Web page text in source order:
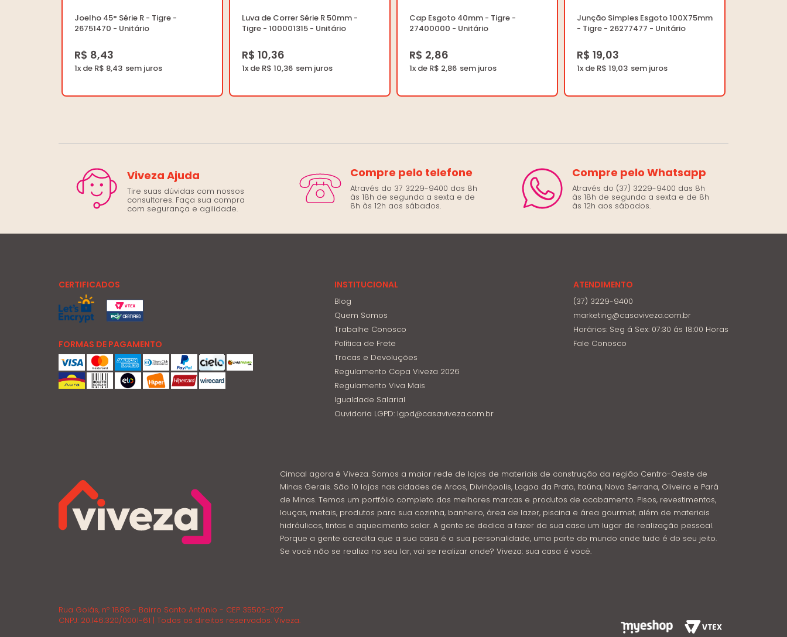
Joelho 45° Série R - Tigre -
26751470 - Unitário
R$ 8,43
1x de R$ 8,43
Luva de Correr Série R 50mm -
Tigre - 100001315 - Unitário
R$ 10,36
1x de R$ 10,36
Cap Esgoto 40mm - Tigre -
27400000 - Unitário
R$ 2,86
1x de R$ 2,86
Junção Simples Esgoto 100X75mm
- Tigre - 26277477 - Unitário
R$ 19,03
1x de R$ 19,03
Viveza Ajuda
Tire suas dúvidas com nossos
consultores. Faça sua compra
com segurança e agilidade.
Compre pelo telefone
Através do 37 3229-9400 das 8h
às 18h de segunda a sexta e de
8h às 12h aos sábados.
Compre pelo Whatsapp
Através do (37) 3229-9400 das 8h
às 18h de segunda a sexta e de 8h
às 12h aos sábados.
CERTIFICADOS
FORMAS DE PAGAMENTO
INSTITUCIONAL
Blog
Quem Somos
Trabalhe Conosco
Política de Frete
Trocas e Devoluções
Regulamento Copa Viveza 2026
Regulamento Viva Mais
Igualdade Salarial
Ouvidoria LGPD: lgpd@casaviveza.com.br
ATENDIMENTO
(37) 3229-9400
marketing@casaviveza.com.br
Horários: Seg á Sex: 07:30 ás 18:00 Horas
Fale Conosco
Cimcal agora é Viveza. Somos a maior rede de lojas de materiais de construção da região Centro-Oeste de
Minas Gerais. São 10 lojas nas cidades de Arcos, Divinópolis, Lagoa da Prata, Itaúna, Nova Serrana, Oliveira e Pará
de Minas. Temos um portfólio completo das melhores marcas e produtos de acabamento. Pisos, revestimentos,
louças, metais, produtos para sua cozinha, banheiro, área de lazer, piscina e área gourmet, além de materiais
hidráulicos, tintas e aquecimento solar. A gente se dedica a fazer da sua casa um lugar de realização pessoal.
Porque a gente acredita que a sua casa é a sua personalidade, uma parte do mundo onde tudo é do seu jeito.
Se você não se realiza no seu lar, vai se realizar onde? Viveza: sua casa é você.
Rua Goiás, nº 1899 - Bairro Santo Antônio - CEP 35502-027
CNPJ: 20.146.320/0001-61 | Todos os direitos reservados. Viveza.